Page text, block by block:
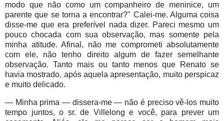
modo que não como um companheiro de meninice, um
parente que se torna a encontrar?" Calei-me. Alguma coisa
disse-me que era preferível nada dizer. Pareci mesmo um
pouco chocada com sua observação, mas somente pela
minha atitude. Afinal, não me comprometi absolutamente
com ele, não tenho direito algum de fazer semelhante
observação. Tanto mais ou tanto menos que Renato se
havia mostrado, após aquela apresentação, muito perspicaz
e muito delicado.
— Minha prima — dissera-me — não é preciso vê-los muito
tempo juntos, o sr. de Villelong e você, para prever um